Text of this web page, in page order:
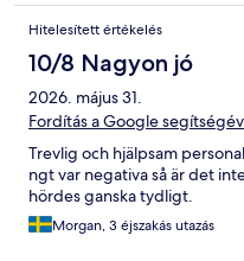
Hitelesített értékelés
10/8 Nagyon jó
2026. május 31.
Fordítás a Google
Trevlig och hjälpsam
ngt var negativa så är det
hördes ganska tydligt.
Morgan, 3 éjszakás utazás